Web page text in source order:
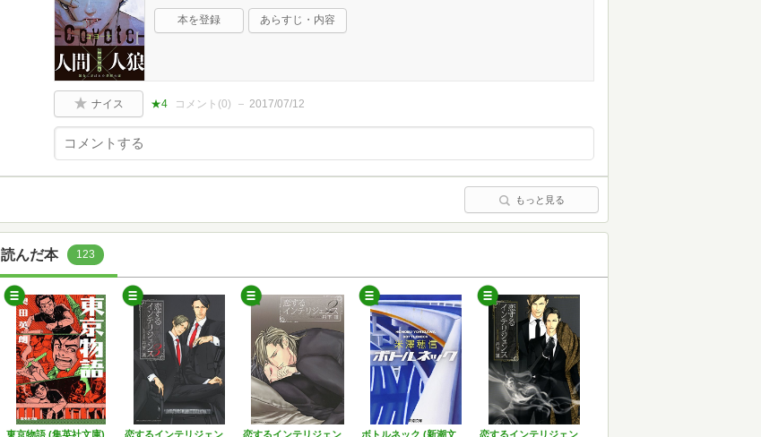
本を登録 あらすじ・内容
ナイス ★4 コメント(0) 2017/07/12
もっと見る
読んだ本 123
東京物語 (集英社文庫) 恋するインテリジェン 恋するインテリジェン ボトルネック (新潮文 恋するインテリジェン